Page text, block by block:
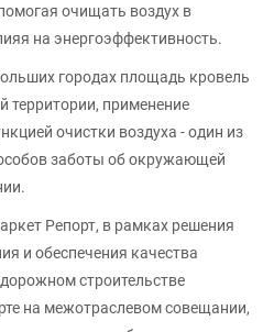
очищать воздух в
на энергоэффективность.
городах площадь кровель
территории, применение
очистки воздуха - один из
заботы об окружающей
Репорт, в рамках решения
и обеспечения качества
строительстве
на межотраслевом совещании,